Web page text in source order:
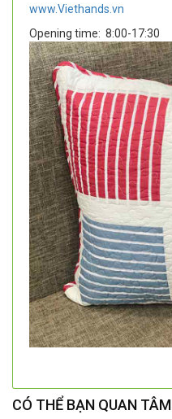
www.Viethands.vn
Opening time: 8:00-17:30
CÓ THỂ BẠN QUAN TÂM